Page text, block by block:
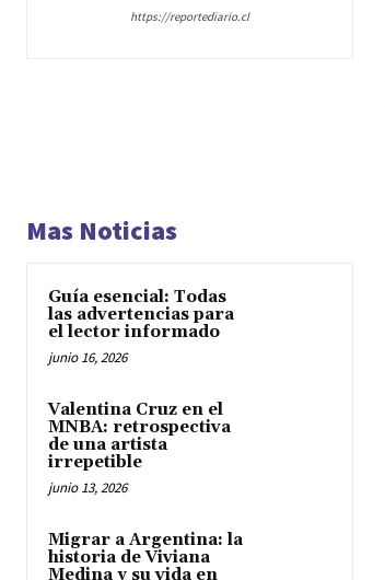
https://reportediario.cl
Mas Noticias
Guía esencial: Todas
las advertencias para
el lector informado
junio 16, 2026
Valentina Cruz en el
MNBA: retrospectiva
de una artista
irrepetible
junio 13, 2026
Migrar a Argentina: la
historia de Viviana
Medina y su vida en